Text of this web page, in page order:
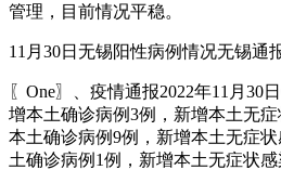
管理，目前情况平稳。
11月30日无锡阳性病例情况无锡通
〖One〗、疫情通报2022年11月30
增本土确诊病例3例，新增本土无
本土确诊病例9例，新增本土无症
土确诊病例1例，新增本土无症状